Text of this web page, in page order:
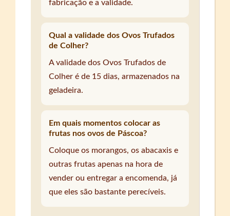
fabricação e a validade.
Qual a validade dos Ovos Trufados
de Colher?
A validade dos Ovos Trufados de
Colher é de 15 dias, armazenados na
geladeira.
Em quais momentos colocar as
frutas nos ovos de Páscoa?
Coloque os morangos, os abacaxis e
outras frutas apenas na hora de
vender ou entregar a encomenda, já
que eles são bastante perecíveis.